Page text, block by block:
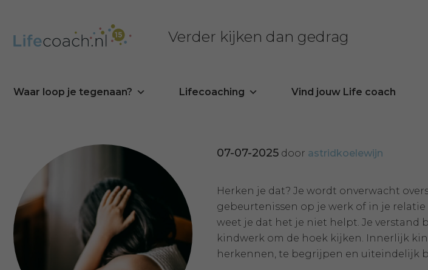
Verder kijken dan gedrag
Waar loop je tegenaan? Lifecoaching Vind jouw Life coach
07-07-2025door astridkoelewijn
Herken je dat? Je wordt onverwacht
gebeurtenissen op je werk of in je
weet je dat het je niet helpt. Je
kindwerk om de hoek kijken. Innerlijk
herkennen, te begrijpen en uiteindelijk